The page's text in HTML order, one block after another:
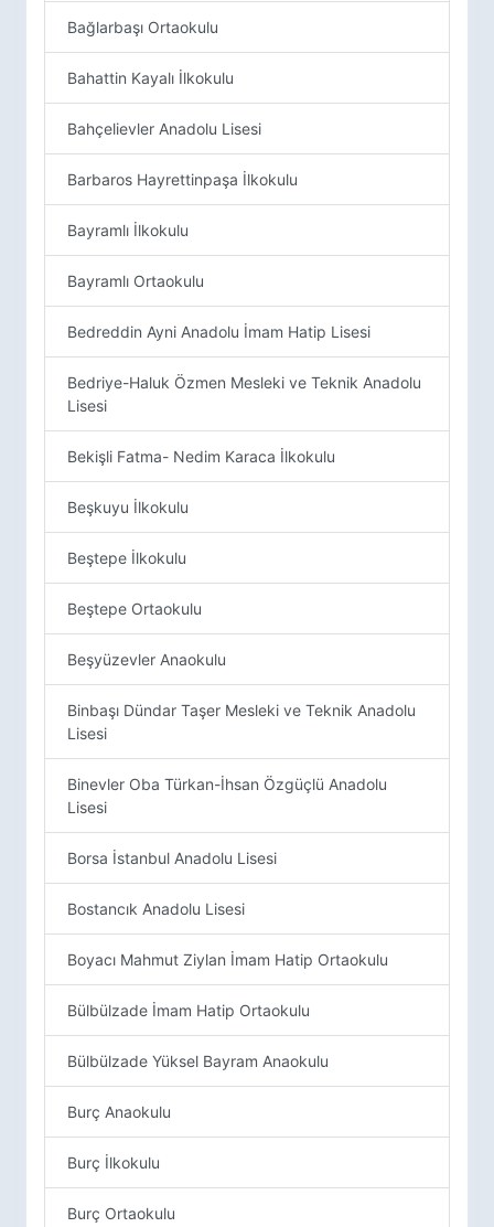
Bağlarbaşı Ortaokulu
Bahattin Kayalı İlkokulu
Bahçelievler Anadolu Lisesi
Barbaros Hayrettinpaşa İlkokulu
Bayramlı İlkokulu
Bayramlı Ortaokulu
Bedreddin Ayni Anadolu İmam Hatip Lisesi
Bedriye-Haluk Özmen Mesleki ve Teknik Anadolu
Lisesi
Bekişli Fatma- Nedim Karaca İlkokulu
Beşkuyu İlkokulu
Beştepe İlkokulu
Beştepe Ortaokulu
Beşyüzevler Anaokulu
Binbaşı Dündar Taşer Mesleki ve Teknik Anadolu
Lisesi
Binevler Oba Türkan-İhsan Özgüçlü Anadolu
Lisesi
Borsa İstanbul Anadolu Lisesi
Bostancık Anadolu Lisesi
Boyacı Mahmut Ziylan İmam Hatip Ortaokulu
Bülbülzade İmam Hatip Ortaokulu
Bülbülzade Yüksel Bayram Anaokulu
Burç Anaokulu
Burç İlkokulu
Burç Ortaokulu